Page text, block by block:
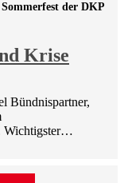
Krise
der DKP
Bündnispartner,
Wichtigster…